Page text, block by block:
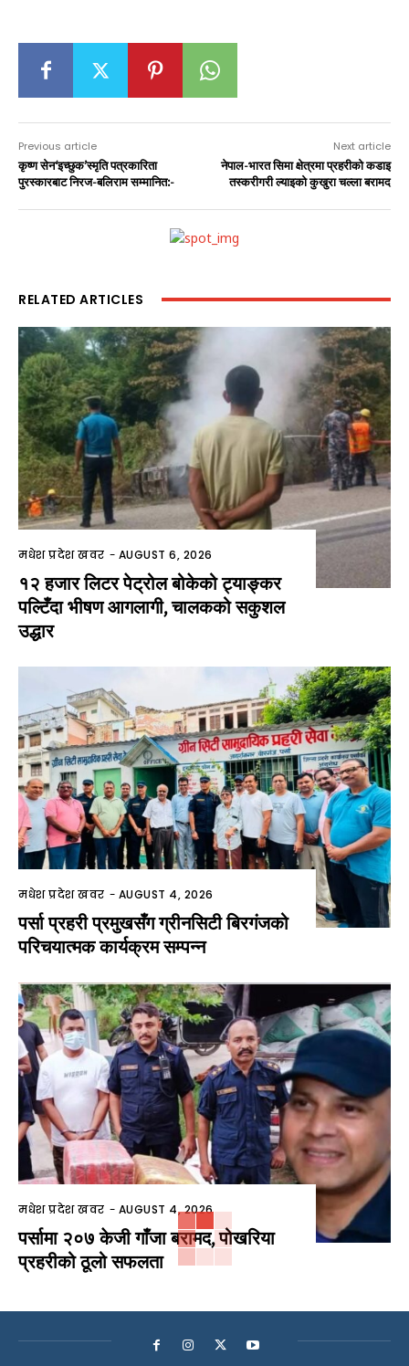
Previous article
कृष्ण सेन‘इच्छुक’स्मृति पत्रकारिता
पुरस्कारबाट निरज-बलिराम सम्मानित:-
Next article
नेपाल-भारत सिमा क्षेत्रमा प्रहरीको कडाइ
तस्करीगरी ल्याइको कुखुरा चल्ला बरामद
RELATED ARTICLES
मधेश प्रदेश खवर - AUGUST 6, 2026
१२ हजार लिटर पेट्रोल बोकेको ट्याङ्कर
पल्टिँदा भीषण आगलागी, चालकको सकुशल
उद्धार
मधेश प्रदेश खवर - AUGUST 4, 2026
पर्सा प्रहरी प्रमुखसँग ग्रीनसिटी बिरगंजको
परिचयात्मक कार्यक्रम सम्पन्न
मधेश प्रदेश खवर - AUGUST 4, 2026
पर्सामा २०७ केजी गाँजा बरामद, पोखरिया
प्रहरीको ठूलो सफलता